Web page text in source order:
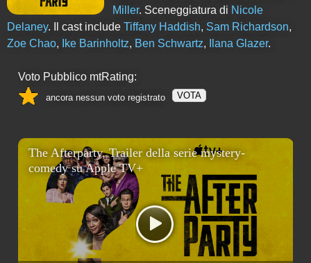
Miller. Sceneggiatura di Nicole
Delaney. Il cast include Tiffany Haddish, Sam Richardson,
Zoe Chao, Ike Barinholtz, Ben Schwartz, Ilana Glazer.
Voto Pubblico mtRating:
ancora nessun voto registrato VOTA